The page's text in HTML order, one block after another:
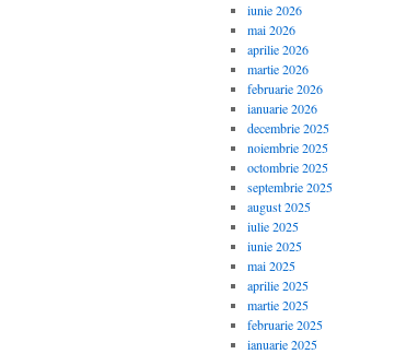
iunie 2026
mai 2026
aprilie 2026
martie 2026
februarie 2026
ianuarie 2026
decembrie 2025
noiembrie 2025
octombrie 2025
septembrie 2025
august 2025
iulie 2025
iunie 2025
mai 2025
aprilie 2025
martie 2025
februarie 2025
ianuarie 2025